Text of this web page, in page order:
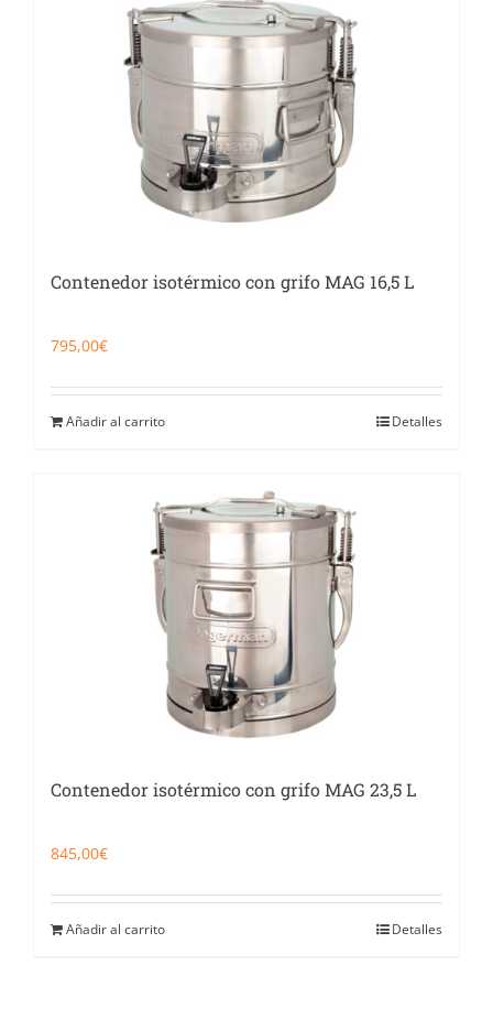
Food Service y Vending
Contenedor isotérmico con grifo MAG 16,5 L
795,00€
Añadir al carrito Detalles
Contenedor isotérmico con grifo MAG 23,5 L
845,00€
Añadir al carrito Detalles